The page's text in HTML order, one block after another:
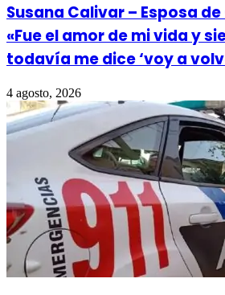
Susana Calivar – Esposa
«Fue el amor de mi vida y
todavía me dice ‘voy a
4 agosto, 2026